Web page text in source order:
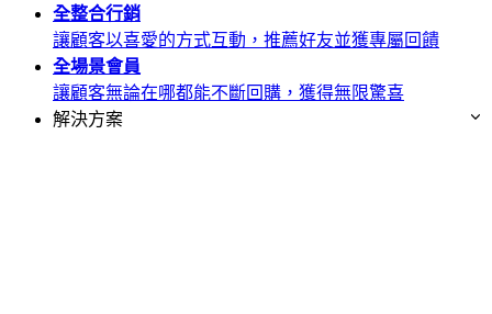
全整合行銷
讓顧客以喜愛的方式互動，推薦好友並獲專屬回饋
全場景會員
讓顧客無論在哪都能不斷回購，獲得無限驚喜
解決方案